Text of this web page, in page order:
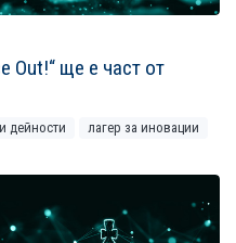
Out!“ ще е част от
дейности лагер за иновации